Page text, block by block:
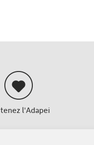
l'Adapei